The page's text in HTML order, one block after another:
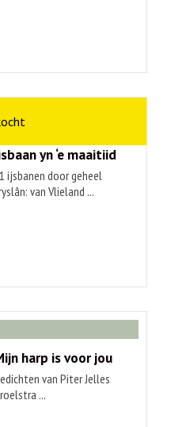
yn ‘e maaitiid
ijsbanen door geheel
van Vlieland ...
harp is voor jou
van Piter Jelles
...